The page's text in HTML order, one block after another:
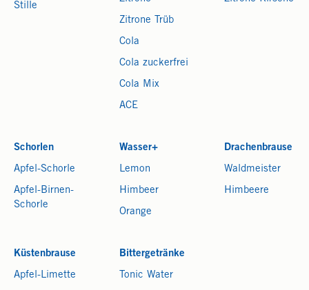
Stille
Zitrone Trüb
Cola
Cola zuckerfrei
Cola Mix
ACE
Schorlen
Apfel-Schorle
Apfel-Birnen-
Schorle
Wasser+
Lemon
Himbeer
Orange
Drachenbrause
Waldmeister
Himbeere
Küstenbrause
Apfel-Limette
Bittergetränke
Tonic Water